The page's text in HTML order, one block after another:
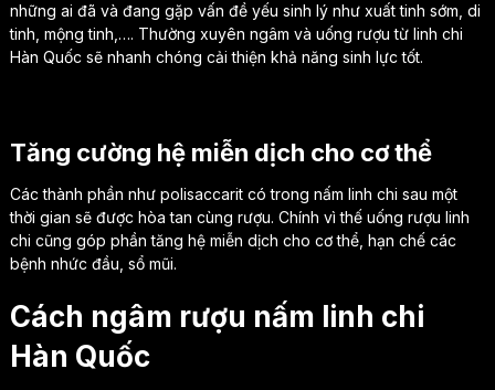
những ai đã và đang gặp vấn đề yếu sinh lý như xuất tinh sớm, di
tinh, mộng tinh,…. Thường xuyên ngâm và uống rượu từ linh chi
Hàn Quốc sẽ nhanh chóng cải thiện khả năng sinh lực tốt.
Tăng cường hệ miễn dịch cho cơ thể
Các thành phần như polisaccarit có trong nấm linh chi sau một
thời gian sẽ được hòa tan cùng rượu. Chính vì thế uống rượu linh
chi cũng góp phần tăng hệ miễn dịch cho cơ thể, hạn chế các
bệnh nhức đầu, sổ mũi.
Cách ngâm rượu nấm linh chi
Hàn Quốc